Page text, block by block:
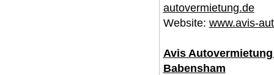
autovermietung.de
Website: www.avis-
Avis
Babensham